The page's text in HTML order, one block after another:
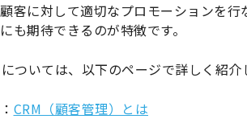
客に対して適切なプロモーションを
も期待できるのが特徴です。
ついては、以下のページで詳しく紹
CRM（顧客管理）とは